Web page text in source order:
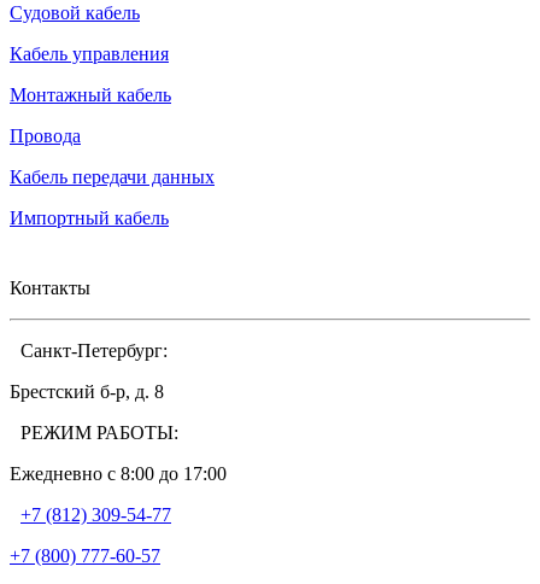
Судовой кабель
Кабель управления
Монтажный кабель
Провода
Кабель передачи данных
Импортный кабель
Контакты
Санкт-Петербург:
Брестский б-р, д. 8
РЕЖИМ РАБОТЫ:
Ежедневно c 8:00 до 17:00
+7 (812) 309-54-77
+7 (800) 777-60-57